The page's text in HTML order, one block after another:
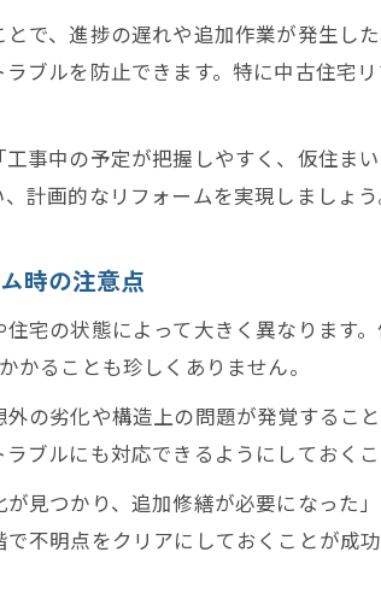
リフォームスケジュール表で
で、進捗の遅れや追加作業が発生し
ブルを防止できます。特に中古住宅
事中の予定が把握しやすく、仮住ま
計画的なリフォームを実現しましょう
時の注意点
宅の状態によって大きく異なります
かることも珍しくありません。
の劣化や構造上の問題が発覚するこ
ブルにも対応できるようにしておくこ
見つかり、追加修繕が必要になった
不明点をクリアにしておくことが成功